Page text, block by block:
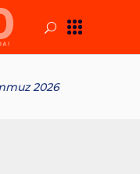
2026